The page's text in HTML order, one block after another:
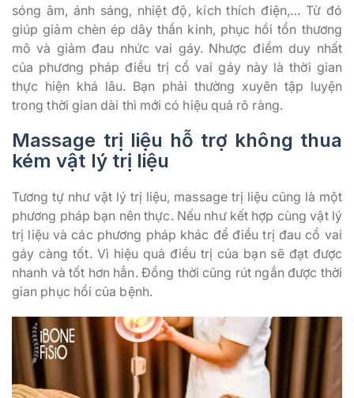
sóng âm, ánh sáng, nhiệt độ, kích thích điện,… Từ đó
giúp giảm chèn ép dây thần kinh, phục hồi tổn thương
mô và giảm đau nhức vai gáy. Nhược điểm duy nhất
của phương pháp điều trị cổ vai gáy này là thời gian
thực hiện khá lâu. Bạn phải thường xuyên tập luyện
trong thời gian dài thì mới có hiệu quả rõ ràng.
Massage trị liệu hỗ trợ không thua
kém vật lý trị liệu
Tương tự như vật lý trị liệu, massage trị liệu cũng là một
phương pháp bạn nên thực. Nếu như kết hợp cùng vật lý
trị liệu và các phương pháp khác để điều trị đau cổ vai
gáy càng tốt. Vì hiệu quả điều trị của bạn sẽ đạt được
nhanh và tốt hơn hẳn. Đồng thời cũng rút ngắn được thời
gian phục hồi của bệnh.